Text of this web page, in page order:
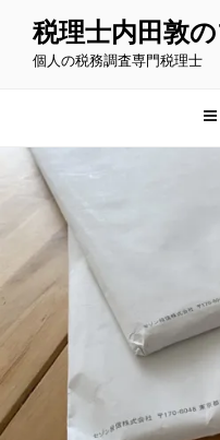
税理士内田敦
個人の税務調査専門税理士